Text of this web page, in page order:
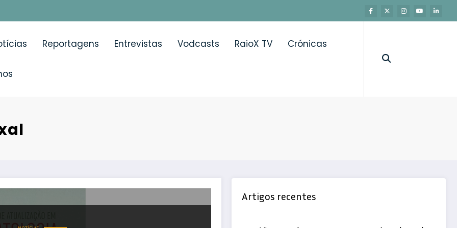
Reportagens Entrevistas Vodcasts RaioX TV Crónicas
Artigos recentes